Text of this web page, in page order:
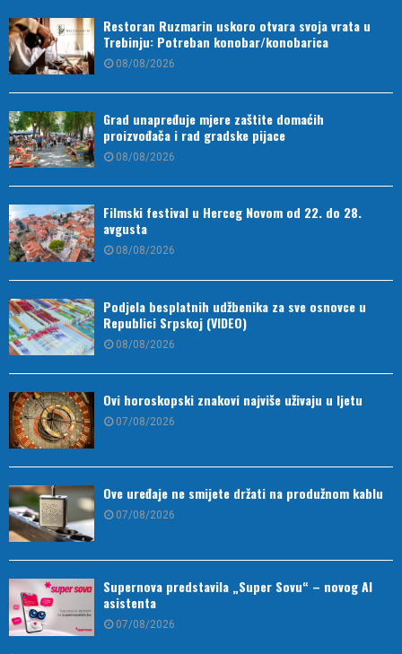
Restoran Ruzmarin uskoro otvara svoja vrata u
Trebinju: Potreban konobar/konobarica
08/08/2026
Grad unapređuje mjere zaštite domaćih
proizvođača i rad gradske pijace
08/08/2026
Filmski festival u Herceg Novom od 22. do 28.
avgusta
08/08/2026
Podjela besplatnih udžbenika za sve osnovce u
Republici Srpskoj (VIDEO)
08/08/2026
Ovi horoskopski znakovi najviše uživaju u ljetu
07/08/2026
Ove uređaje ne smijete držati na produžnom kablu
07/08/2026
Supernova predstavila „Super Sovu“ – novog AI
asistenta
07/08/2026